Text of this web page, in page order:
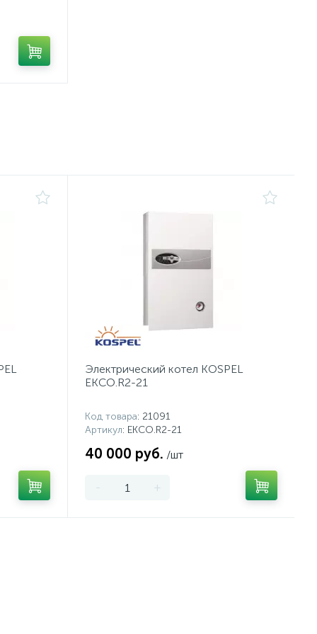
Электрический котел KOSPEL
EKCO.R2-21
Код товара: 21091
Артикул: EKCO.R2-21
40 000 руб. /шт
- +